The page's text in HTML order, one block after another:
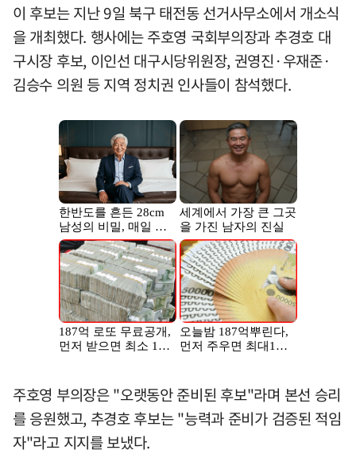
이 후보는 지난 9일 북구 태전동 선거사무소에서 개소식
을 개최했다. 행사에는 주호영 국회부의장과 추경호 대
구시장 후보, 이인선 대구시당위원장, 권영진·우재준·
김승수 의원 등 지역 정치권 인사들이 참석했다.
주호영 부의장은 "오랫동안 준비된 후보"라며 본선 승리
를 응원했고, 추경호 후보는 "능력과 준비가 검증된 적임
자"라고 지지를 보냈다.